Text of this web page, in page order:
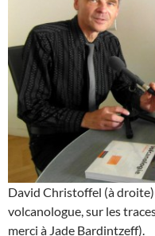
David Christoffel (à
volcanologue, sur les
merci à Jade Bardintzeff).